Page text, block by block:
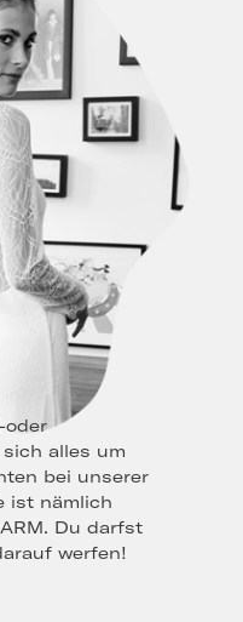
oder
alles um
bei unserer
ist nämlich
Du darfst
werfen!